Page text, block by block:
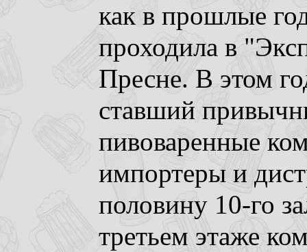
как в прошлые
проходила в
Пресне. В этом
ставший
пивоваренные
импортеры и
половину 10-го
третьем этаже